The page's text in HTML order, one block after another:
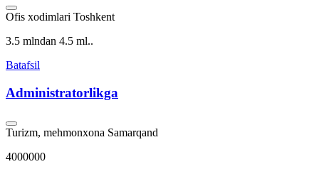
Ofis xodimlari Toshkent
3.5 mlndan 4.5 ml..
Batafsil
Administratorlikga
Turizm, mehmonxona Samarqand
4000000